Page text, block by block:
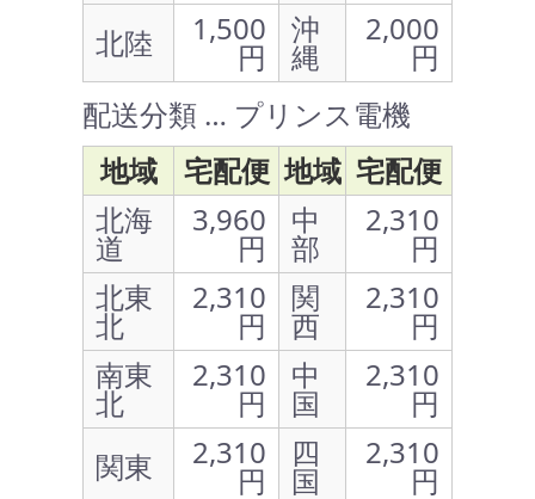
北陸
1,500
円
沖
縄
2,000
円
配送分類 … プリンス電機
地域
宅配便 地域 宅配便
北海
道
3,960
円
中
部
2,310
円
北東
北
2,310
円
関
西
2,310
円
南東
北
2,310
円
中
国
2,310
円
関東
2,310
円
四
国
2,310
円